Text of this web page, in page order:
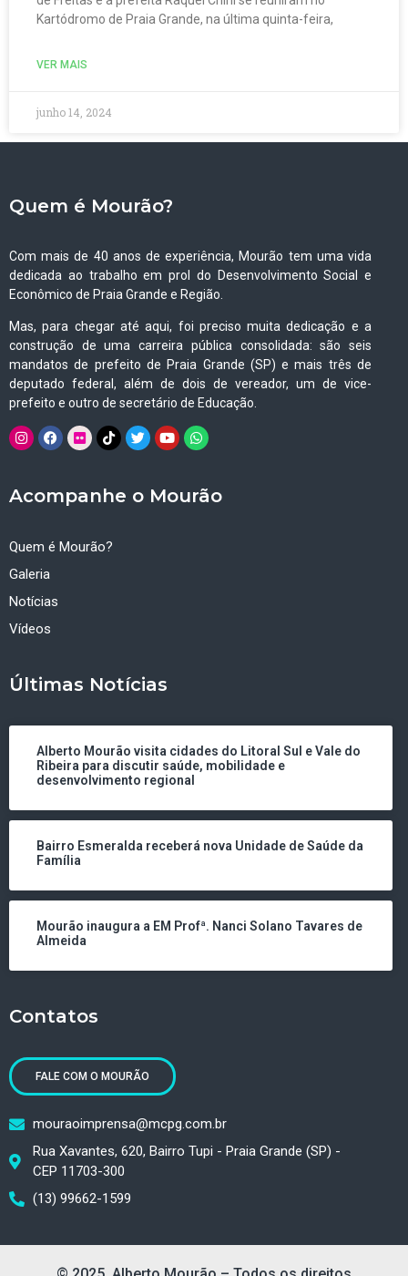
Kartódromo de Praia Grande, na última quinta-feira,
VER MAIS
junho 14, 2024
Quem é Mourão?
Com mais de 40 anos de experiência, Mourão tem uma vida
dedicada ao trabalho em prol do Desenvolvimento Social e
Econômico de Praia Grande e Região.
Mas, para chegar até aqui, foi preciso muita dedicação e a
construção de uma carreira pública consolidada: são seis
mandatos de prefeito de Praia Grande (SP) e mais três de
deputado federal, além de dois de vereador, um de vice-
prefeito e outro de secretário de Educação.
Acompanhe o Mourão
Quem é Mourão?
Galeria
Notícias
Vídeos
Últimas Notícias
Alberto Mourão visita cidades do Litoral Sul e Vale do
Ribeira para discutir saúde, mobilidade e
desenvolvimento regional
Bairro Esmeralda receberá nova Unidade de Saúde da
Família
Mourão inaugura a EM Profª. Nanci Solano Tavares de
Almeida
Contatos
FALE COM O MOURÃO
mouraoimprensa@mcpg.com.br
Rua Xavantes, 620, Bairro Tupi - Praia Grande (SP) -
CEP 11703-300
(13) 99662-1599